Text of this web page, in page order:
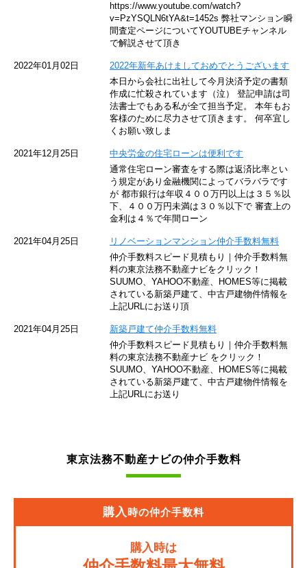
東京メトロ東西線
京王井の頭線
JR湘南新宿ライン
京王京王線
東京臨海高速鉄道
東急世田谷線
JR南武線
https://www.youtube.com/watch?
v=PzYSQLN6tYA&t=1452s 弊社マンション瞬
間査定ページについてYOUTUBEチャンネル
で解説させて頂き
2022年01月02日
2022年新年あけましておめでとうございます
本日から会社に出社して今月決済予定の書類
作成に忙殺されています（泣） 登記申請は司
法書士でもある私が全て担当予定。 本年もお
客様のために尽力させて頂きます。 何卒宜し
くお願い致しま
2021年12月25日
中央労金の住宅ローンは便利です
通常住宅ローン審査をする際は返済比率とい
う規定があり金融機関によってバラバラです
が 都市銀行は年収４００万円以上は３５％以
下、４００万円未満は３０％以下で 審査上の
金利は４％で年間ローン
2021年04月25日
リノベーションマンション仲介手数料無料
仲介手数料スピード見積もり｜仲介手数料無
料の東京法務不動産ナビをクリック！
SUUMO、YAHOO不動産、HOMES等に掲載
されている新築戸建て、中古戸建物件情報を
上記URLにお送り頂
2021年04月25日
新築戸建て仲介手数料無料
仲介手数料スピード見積もり｜仲介手数料無
料の東京法務不動産ナビ をクリック！
SUUMO、YAHOO不動産、HOMES等に掲載
されている新築戸建て、中古戸建物件情報を
上記URLにお送り
東京法務不動産ナビの仲介手数料
購入時の仲介手数料
購入時は